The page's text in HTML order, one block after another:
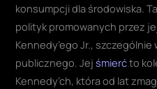
konsumpcji dla środowiska.
polityk promowanych przez
Kennedy’ego Jr.,
publicznego. Jejśmierćto
Kennedy’ch, która od lat